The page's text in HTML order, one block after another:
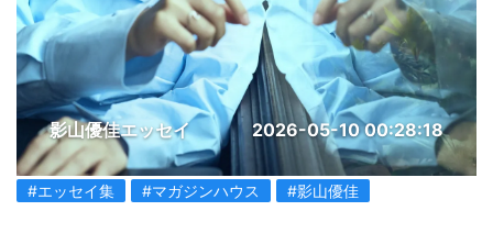
影山優佳エッセイ 2026-05-10 00:28:18
#エッセイ集 #マガジンハウス #影山優佳